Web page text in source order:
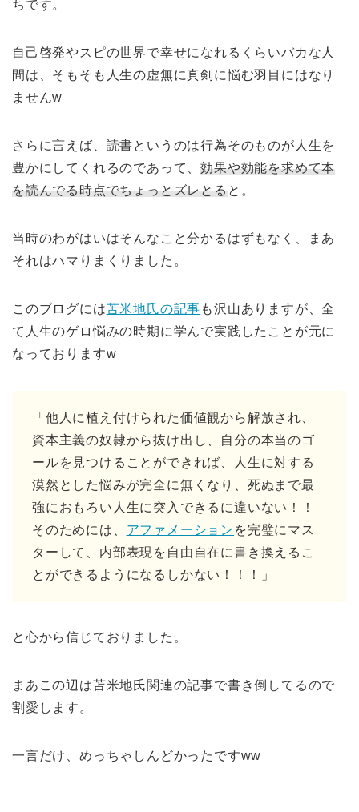
ちです。
自己啓発やスピの世界で幸せになれるくらいバカな人
間は、そもそも人生の虚無に真剣に悩む羽目にはなり
ませんw
さらに言えば、読書というのは行為そのものが人生を
豊かにしてくれるのであって、効果や効能を求めて本
を読んでる時点でちょっとズレとると。
当時のわがはいはそんなこと分かるはずもなく、まあ
それはハマりまくりました。
このブログには苫米地氏の記事 も沢山ありますが、全
て人生のゲロ悩みの時期に学んで実践したことが元に
なっておりますw
「他人に植え付けられた価値観から解放され、
資本主義の奴隷から抜け出し、自分の本当のゴ
ールを見つけることができれば、人生に対する
漠然とした悩みが完全に無くなり、死ぬまで最
強におもろい人生に突入できるに違いない！！
そのためには、 アファメーション を完璧にマス
ターして、内部表現を自由自在に書き換えるこ
とができるようになるしかない！！！」
と心から信じておりました。
まあこの辺は苫米地氏関連の記事で書き倒してるので
割愛します。
一言だけ、めっちゃしんどかったですww